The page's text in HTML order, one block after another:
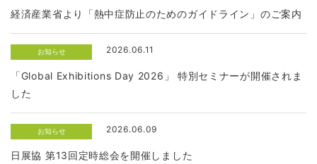
経済産業省より「熱中症防止のためのガイドライン」のご案内
お知らせ 2026.06.11
「Global Exhibitions Day 2026」 特別セミナーが開催されま
した
お知らせ 2026.06.09
日展協 第13回定時総会を開催しました